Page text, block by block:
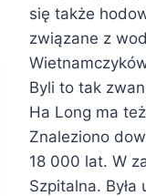
się także
związane z
Byli to tak
Ha Long ma
Znaleziono
18 000 lat. W
Szpitalna.